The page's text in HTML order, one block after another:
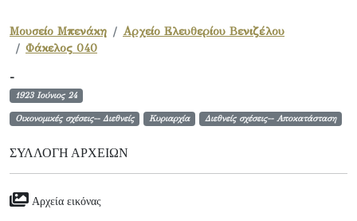
Μουσείο Μπενάκη
Αρχείο Ελευθερίου Βενιζέλου
Φάκελος 040
-
1923 Ιούνιος 24
Οικονομικές σχέσεις-- Διεθνείς Κυριαρχία Διεθνείς σχέσεις-- Αποκατάσταση
ΣΥΛΛΟΓΉ ΑΡΧΕΊΩΝ
Αρχεία εικόνας